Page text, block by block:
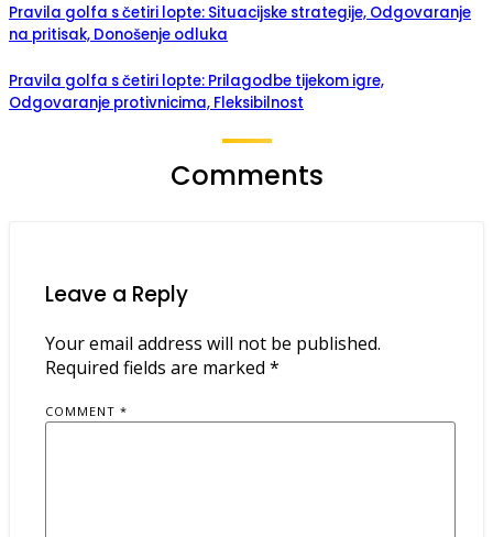
Pravila golfa s četiri lopte: Situacijske strategije, Odgovaranje
na pritisak, Donošenje odluka
Pravila golfa s četiri lopte: Prilagodbe tijekom igre,
Odgovaranje protivnicima, Fleksibilnost
Comments
Leave a Reply
Your email address will not be published.
Required fields are marked *
COMMENT *